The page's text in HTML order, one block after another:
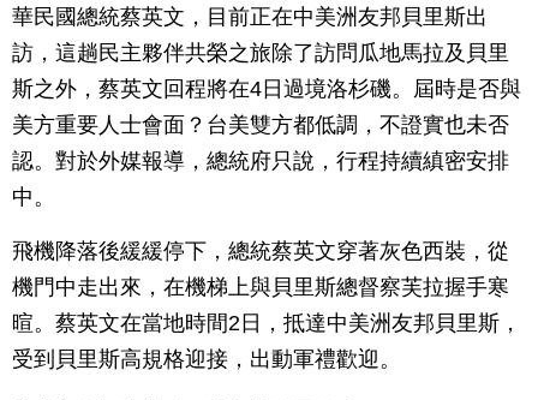
華民國總統蔡英文，目前正在中美洲友邦貝里斯出
訪，這趟民主夥伴共榮之旅除了訪問瓜地馬拉及貝里
斯之外，蔡英文回程將在4日過境洛杉磯。屆時是否與
美方重要人士會面？台美雙方都低調，不證實也未否
認。對於外媒報導，總統府只說，行程持續縝密安排
中。
飛機降落後緩緩停下，總統蔡英文穿著灰色西裝，從
機門中走出來，在機梯上與貝里斯總督察芙拉握手寒
暄。蔡英文在當地時間2日，抵達中美洲友邦貝里斯，
受到貝里斯高規格迎接，出動軍禮歡迎。